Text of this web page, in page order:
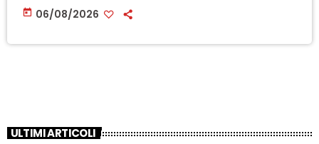
today 06/08/2026
ULTIMI ARTICOLI